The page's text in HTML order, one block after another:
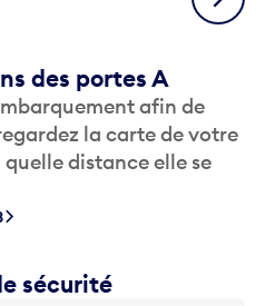
des portes A
afin de
la carte de votre
distance elle se
sécurité